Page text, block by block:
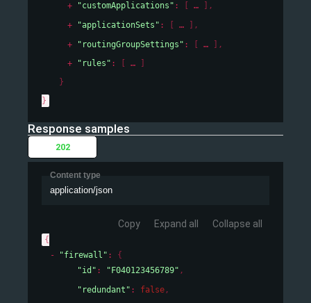
"customApplications" :
,
"applicationSets" : [ ] ,
"routingGroupSettings" : [ ] ,
"rules" :
}
}
Response samples
202
Content type
application/json
Copy Expand all Collapse all
{
"firewall" : {
"id" : "F040123456789" ,
"redundant" : false,